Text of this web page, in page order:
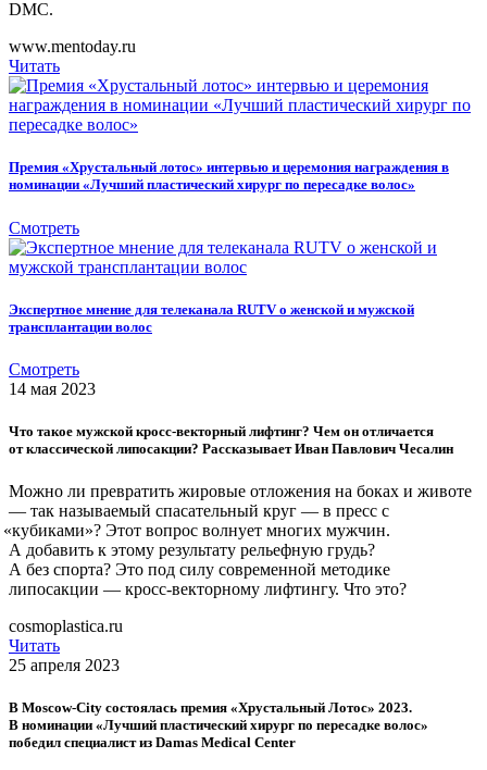
DMC.
www.mentoday.ru
Читать
Премия «Хрустальный лотос» интервью и церемония награждения в
номинации «Лучший пластический хирург по пересадке волос»
Смотреть
Экспертное мнение для телеканала RUTV о женской и мужской
трансплантации волос
Смотреть
14 мая 2023
Что такое мужской кросс-векторный лифтинг? Чем он отличается
от классической липосакции? Рассказывает Иван Павлович Чесалин
Можно ли превратить жировые отложения на боках и животе
— так называемый спасательный круг — в пресс с
«кубиками»? Этот вопрос волнует многих мужчин.
А добавить к этому результату рельефную грудь?
А без спорта? Это под силу современной методике
липосакции — кросс-векторному лифтингу. Что это?
cosmoplastica.ru
Читать
25 апреля 2023
В Moscow-City состоялась премия «Хрустальный Лотос» 2023.
В номинации «Лучший пластический хирург по пересадке волос»
победил специалист из Damas Medical Center